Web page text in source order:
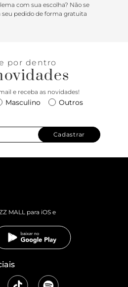
com sua escolha? Não se
seu pedido de forma gratuita
por dentro
e receba as novidades!
Masculino Outros
Cadastrar
MALL para iOS e